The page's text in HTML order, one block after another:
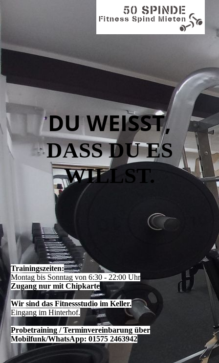
DU WEISST,
DASS DU ES
WILLST.
Trainingszeiten:
Montag bis Sonntag von 6:30 - 22:00 Uhr
Zugang nur mit Chipkarte
Wir sind das Fitnessstudio im Keller.
Eingang im Hinterhof.
Probetraining / Terminvereinbarung über
Mobilfunk/WhatsApp: 01575 2463942